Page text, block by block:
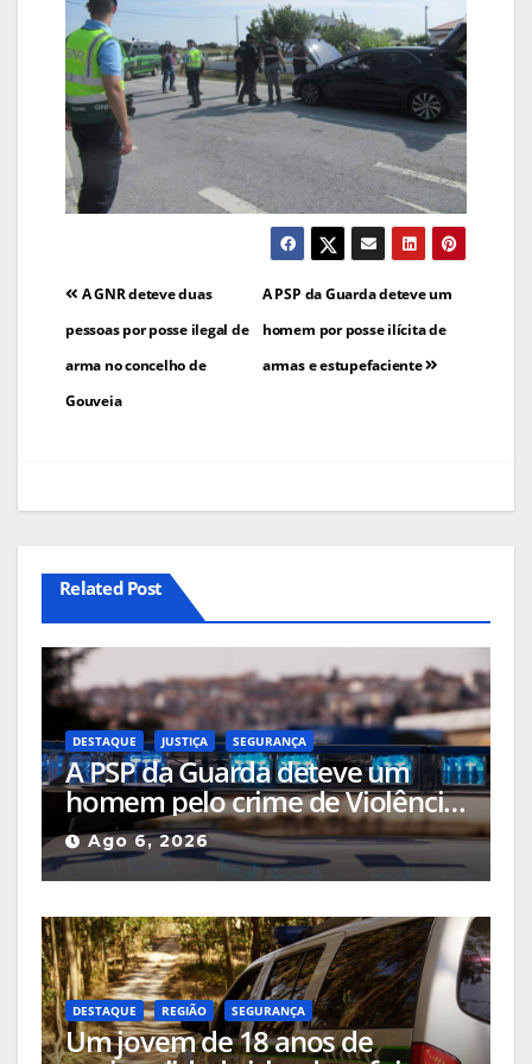
Navegação
de
artigos
A PSP da Guarda deteve um
homem por posse ilícita de
armas e estupefaciente
A GNR deteve duas
pessoas por posse ilegal de
arma no concelho de
Gouveia
Related Post
DESTAQUE JUSTIÇA SEGURANÇA
A PSP da Guarda deteve um
homem pelo crime de Violência
Doméstica após agressão grave
na via pública
Ago 6, 2026
DESTAQUE REGIÃO SEGURANÇA
Um jovem de 18 anos de